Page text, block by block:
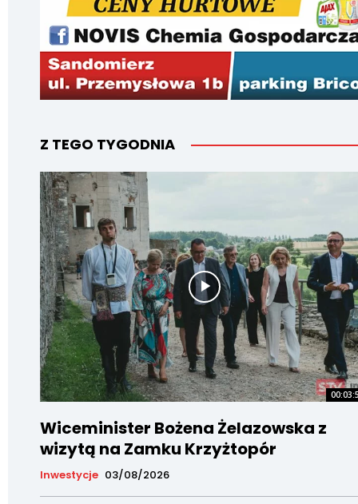
Z TEGO TYGODNIA
Wiceminister Bożena Żelazowska z
wizytą na Zamku Krzyżtopór
Inwestycje 03/08/2026